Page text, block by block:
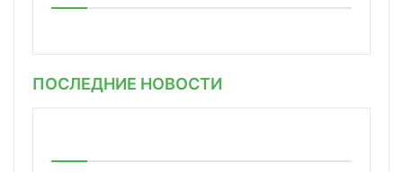
ПОСЛЕДНИЕ НОВОСТИ